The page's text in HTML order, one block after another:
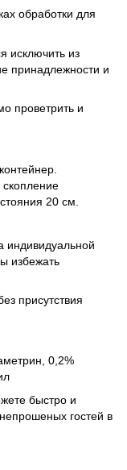
обработки для
исключить из
принадлежности и
проветрить и
20 см.
индивидуальной
избежать
присутствия
0,2%
быстро и
гостей в